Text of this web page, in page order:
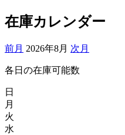
在庫カレンダー
前月 2026年8月 次月
各日の在庫可能数
日
月
火
水